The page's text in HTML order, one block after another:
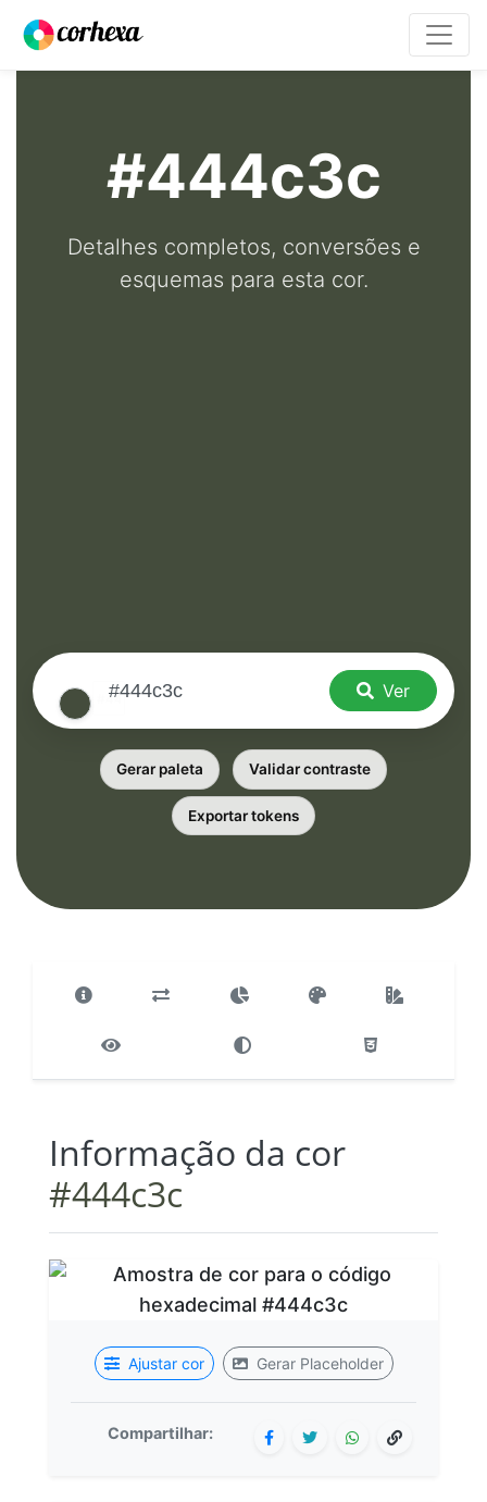
#444c3c
Detalhes completos, conversões e
esquemas para esta cor.
Ver
Gerar paleta Validar contraste
Exportar tokens
Informação da cor
#444c3c
Ajustar cor Gerar Placeholder
Compartilhar: